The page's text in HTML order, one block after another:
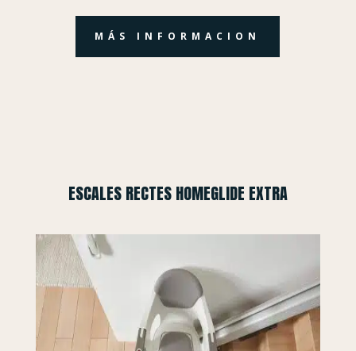
MÁS INFORMACION
ESCALES RECTES HOMEGLIDE EXTRA